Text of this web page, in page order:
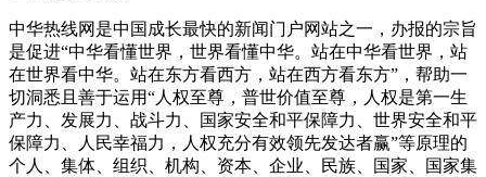
中华热线网是中国成长最快的新闻门户网站之一，办报的宗旨
是促进“中华看懂世界，世界看懂中华。站在中华看世界，站
在世界看中华。站在东方看西方，站在西方看东方”，帮助一
切洞悉且善于运用“人权至尊，普世价值至尊，人权是第一生
产力、发展力、战斗力、国家安全和平保障力、世界安全和平
保障力、人民幸福力，人权充分有效领先发达者赢”等原理的
个人、集体、组织、机构、资本、企业、民族、国家、国家集